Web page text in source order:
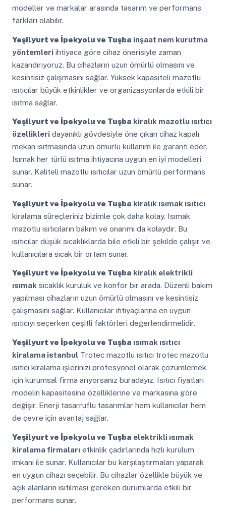
modeller ve markalar arasında tasarım ve performans
farkları olabilir.
Yeşilyurt ve İpekyolu ve Tuşba inşaat nem kurutma
yöntemleriihtiyaca göre cihaz önerisiyle zaman
kazandırıyoruz. Bu cihazların uzun ömürlü olmasını ve
kesintisiz çalışmasını sağlar. Yüksek kapasiteli mazotlu
ısıtıcılar büyük etkinlikler ve organizasyonlarda etkili bir
ısıtma sağlar.
Yeşilyurt ve İpekyolu ve Tuşba kiralık mazotlu ısıtıcı
özellikleridayanıklı gövdesiyle öne çıkan cihaz kapalı
mekan ısıtmasında uzun ömürlü kullanım ile garanti eder.
Isımak her türlü ısıtma ihtiyacına uygun en iyi modelleri
sunar. Kaliteli mazotlu ısıtıcılar uzun ömürlü performans
sunar.
Yeşilyurt ve İpekyolu ve Tuşba kiralık ısımak ısıtıcı
kiralama süreçleriniz bizimle çok daha kolay. Isımak
mazotlu ısıtıcıların bakım ve onarımı da kolaydır. Bu
ısıtıcılar düşük sıcaklıklarda bile etkili bir şekilde çalışır ve
kullanıcılara sıcak bir ortam sunar.
Yeşilyurt ve İpekyolu ve Tuşba kiralık elektrikli
ısımaksıcaklık kuruluk ve konfor bir arada. Düzenli bakım
yapılması cihazların uzun ömürlü olmasını ve kesintisiz
çalışmasını sağlar. Kullanıcılar ihtiyaçlarına en uygun
ısıtıcıyı seçerken çeşitli faktörleri değerlendirmelidir.
Yeşilyurt ve İpekyolu ve Tuşba ısımak ısıtıcı
kiralama istanbulTrotec mazotlu ısıtıcı trotec mazotlu
ısıtıcı kiralama işlerinizi profesyonel olarak çözümlemek
için kurumsal firma arıyorsanız buradayız. Isıtıcı fiyatları
modelin kapasitesine özelliklerine ve markasına göre
değişir. Enerji tasarruflu tasarımlar hem kullanıcılar hem
de çevre için avantaj sağlar.
Yeşilyurt ve İpekyolu ve Tuşba elektrikli ısımak
kiralama firmalarıetkinlik çadırlarında hızlı kurulum
imkanı ile sunar. Kullanıcılar bu karşılaştırmaları yaparak
en uygun cihazı seçebilir. Bu cihazlar özellikle büyük ve
açık alanların ısıtılması gereken durumlarda etkili bir
performans sunar.